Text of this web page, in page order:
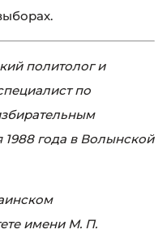
политолог и
по
года в Волынской
имени М. П.